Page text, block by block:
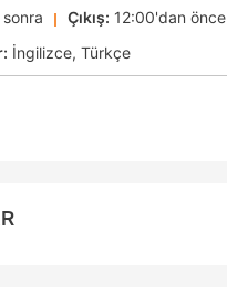
Çıkış: 12:00'dan önce
İngilizce Türkçe